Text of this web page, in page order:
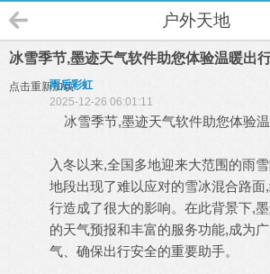
户外天地
冰雪季节,墨迹天气软件助您体验温暖出
点击重新加载
雨后彩虹
2025-12-26 06:01:11
冰雪季节,墨迹天气软件助您体验
入冬以来,全国多地迎来大范围的雨
地段出现了难以应对的雪冰混合路面
行造成了很大的影响。在此背景下,
的天气预报和丰富的服务功能,成为
气、确保出行安全的重要助手。